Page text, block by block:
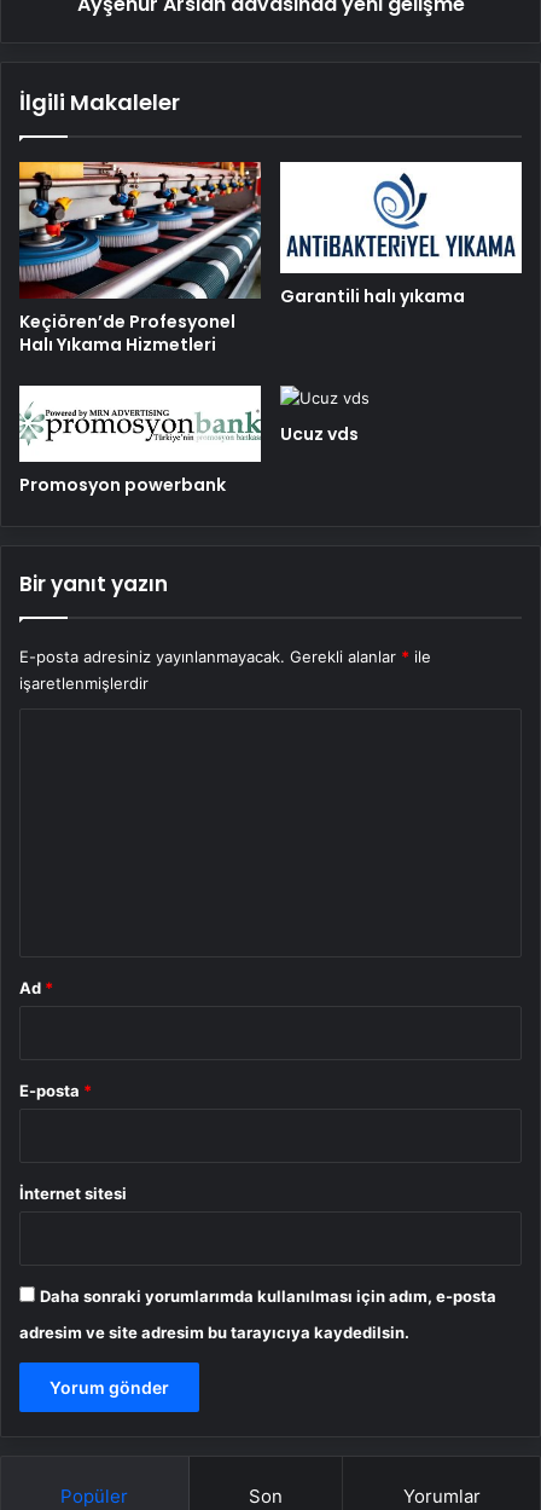
İlgili Makaleler
Keçiören’de Profesyonel
Halı Yıkama Hizmetleri
Garantili halı yıkama
Promosyon powerbank
Ucuz vds
Bir yanıt yazın
E-posta adresiniz yayınlanmayacak. Gerekli alanlar * ile
işaretlenmişlerdir
Ad *
E-posta *
İnternet sitesi
Daha sonraki yorumlarımda kullanılması için adım, e-posta
adresim ve site adresim bu tarayıcıya kaydedilsin.
Popüler Son Yorumlar